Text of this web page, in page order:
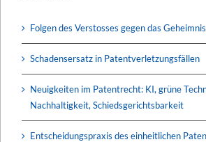
Folgen des Verstosses gegen das
Schadensersatz in Patentverletzungsfällen
Neuigkeiten im Patentrecht: KI, grüne
Nachhaltigkeit, Schiedsgerichtsbarkeit
Entscheidungspraxis des einheitlichen